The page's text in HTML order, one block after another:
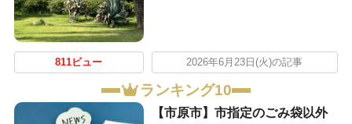
811ビュー 2026年6月23日(火)の記事
ランキング10
【市原市】市指定のごみ袋以外